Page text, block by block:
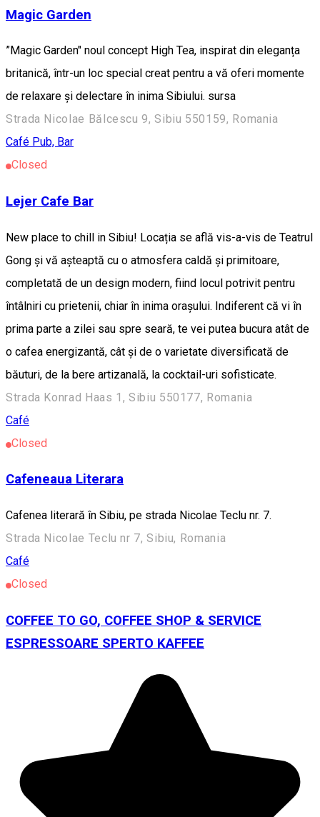
Magic Garden
”Magic Garden" noul concept High Tea, inspirat din eleganța
britanică, într-un loc special creat pentru a vă oferi momente
de relaxare și delectare în inima Sibiului. sursa
Strada Nicolae Bălcescu 9, Sibiu 550159, Romania
Café Pub, Bar
Closed
Lejer Cafe Bar
New place to chill in Sibiu! Locația se află vis-a-vis de Teatrul
Gong și vă așteaptă cu o atmosfera caldă și primitoare,
completată de un design modern, fiind locul potrivit pentru
întâlniri cu prietenii, chiar în inima orașului. Indiferent că vi în
prima parte a zilei sau spre seară, te vei putea bucura atât de
o cafea energizantă, cât și de o varietate diversificată de
băuturi, de la bere artizanală, la cocktail-uri sofisticate.
Strada Konrad Haas 1, Sibiu 550177, Romania
Café
Closed
Cafeneaua Literara
Cafenea literară în Sibiu, pe strada Nicolae Teclu nr. 7.
Strada Nicolae Teclu nr 7, Sibiu, Romania
Café
Closed
COFFEE TO GO, COFFEE SHOP & SERVICE
ESPRESSOARE SPERTO KAFFEE